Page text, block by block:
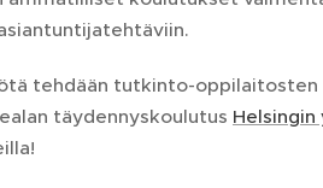
tehdään tutkinto-oppilaitosten
täydennyskoulutus